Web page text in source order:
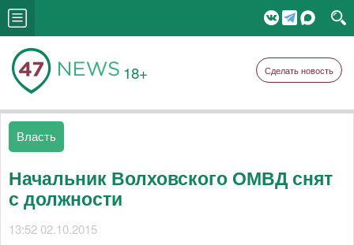
18+ Сделать новость
Власть
Начальник Волховского ОМВД снят
с должности
13:52 02.10.2015